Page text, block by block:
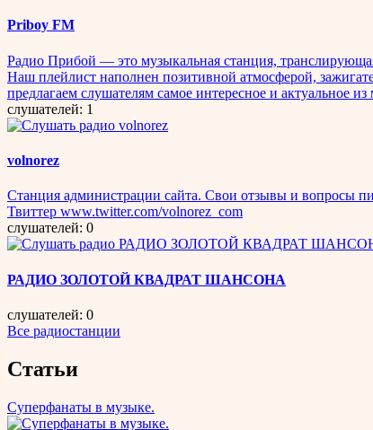
Priboy FM
Радио Прибой — это музыкальная станция,
Наш плейлист наполнен позитивной атмосферой,
предлагаем слушателям самое интересное и актуальное
слушателей: 1
volnorez
Станция администрации сайта. Свои отзывы и вопросы
Твиттер www.twitter.com/volnorez_com
слушателей: 0
РАДИО ЗОЛОТОЙ КВАДРАТ ШАНСОНА
слушателей: 0
Все радиостанции
Статьи
Суперфанаты в музыке.